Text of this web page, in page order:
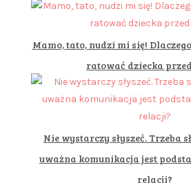
Mamo, tato, nudzi mi się!
ratować dziecka
Nie wystarczy słyszeć. Trzeba
uważna komunikacja jest
relacji?